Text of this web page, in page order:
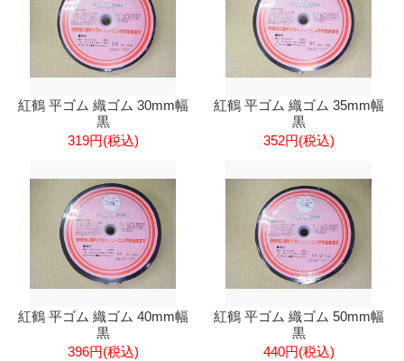
紅鶴 平ゴム 織ゴム 30mm幅
黒
319円(税込)
紅鶴 平ゴム 織ゴム 35mm幅
黒
352円(税込)
紅鶴 平ゴム 織ゴム 40mm幅
黒
396円(税込)
紅鶴 平ゴム 織ゴム 50mm幅
黒
440円(税込)